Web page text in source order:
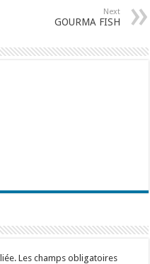
Next
GOURMA FISH
Les champs obligatoires